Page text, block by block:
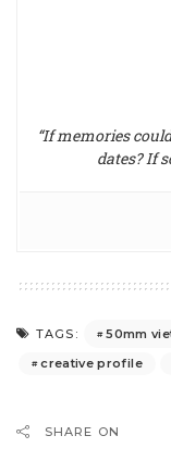
“If memories
dates? If
TAGS: 50mm
creative profile
SHARE ON